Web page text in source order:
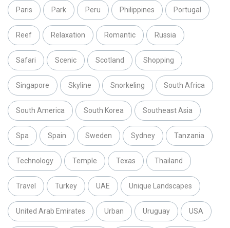
Paris Park Peru Philippines Portugal
Reef Relaxation Romantic Russia
Safari Scenic Scotland Shopping
Singapore Skyline Snorkeling South Africa
South America South Korea Southeast Asia
Spa Spain Sweden Sydney Tanzania
Technology Temple Texas Thailand
Travel Turkey UAE Unique Landscapes
United Arab Emirates Urban Uruguay USA